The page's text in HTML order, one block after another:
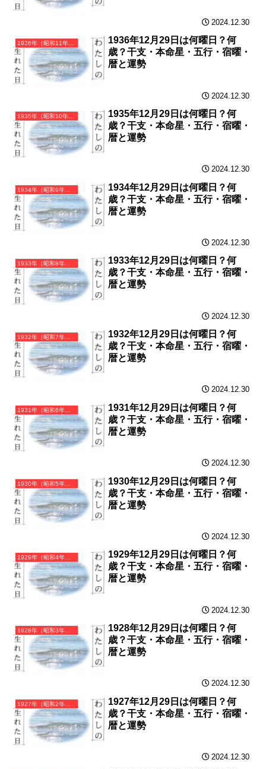
2024.12.30
1936年（昭和11年）丙子（ひのえね）・子年（ねずみ年）カレンダー（月曜はじまり）
1936年12月29日は何曜日？何
歳？干支・本命星・五行・宿曜・
暦と運勢
2024.12.30
1935年（昭和10年）乙亥（きのとい）・亥年（いのしし年）カレンダー（月曜はじまり）
1935年12月29日は何曜日？何
歳？干支・本命星・五行・宿曜・
暦と運勢
2024.12.30
1934年（昭和9年）甲戌（きのえいぬ）・戌年（いぬ年）カレンダー（月曜はじまり）
1934年12月29日は何曜日？何
歳？干支・本命星・五行・宿曜・
暦と運勢
2024.12.30
1933年（昭和8年）癸酉（みずのととり）・酉年（とり年）カレンダー（月曜はじまり）
1933年12月29日は何曜日？何
歳？干支・本命星・五行・宿曜・
暦と運勢
2024.12.30
1932年（昭和7年）壬申（みずのえさる）・申年（さる年）カレンダー（月曜はじまり）
1932年12月29日は何曜日？何
歳？干支・本命星・五行・宿曜・
暦と運勢
2024.12.30
1931年（昭和6年）辛未（かのとひつじ）・未年（ひつじ年）カレンダー（月曜はじまり）
1931年12月29日は何曜日？何
歳？干支・本命星・五行・宿曜・
暦と運勢
2024.12.30
1930年（昭和5年）庚午（かのえうま）・午年（うま年）カレンダー（月曜はじまり）
1930年12月29日は何曜日？何
歳？干支・本命星・五行・宿曜・
暦と運勢
2024.12.30
1929年（昭和4年）己巳（つちのとみ）・巳年（へび年）カレンダー（月曜はじまり）
1929年12月29日は何曜日？何
歳？干支・本命星・五行・宿曜・
暦と運勢
2024.12.30
1928年（昭和3年）戊辰（つちのえたつ）・辰年（たつ年）カレンダー（月曜はじまり）
1928年12月29日は何曜日？何
歳？干支・本命星・五行・宿曜・
暦と運勢
2024.12.30
1927年（昭和2年）丁卯（ひのとう）・卯年（うさぎ年）カレンダー（月曜はじまり）
1927年12月29日は何曜日？何
歳？干支・本命星・五行・宿曜・
暦と運勢
2024.12.30